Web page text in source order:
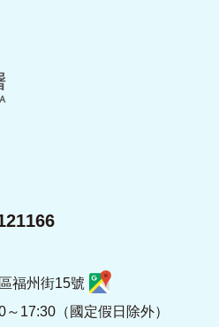
福州街15號
17:30（國定假日除外）